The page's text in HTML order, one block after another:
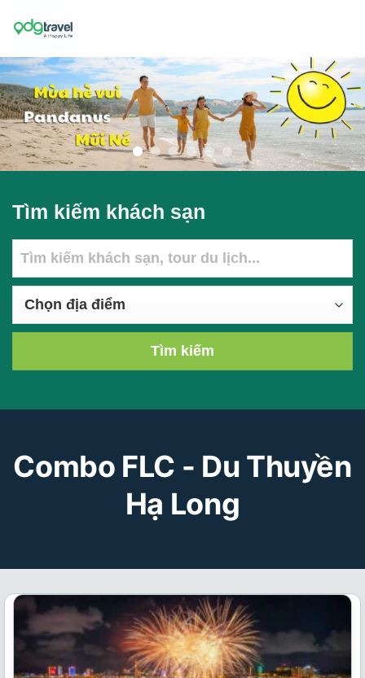
Tìm kiếm khách sạn
Tìm kiếm
Combo FLC - Du Thuyền
Hạ Long